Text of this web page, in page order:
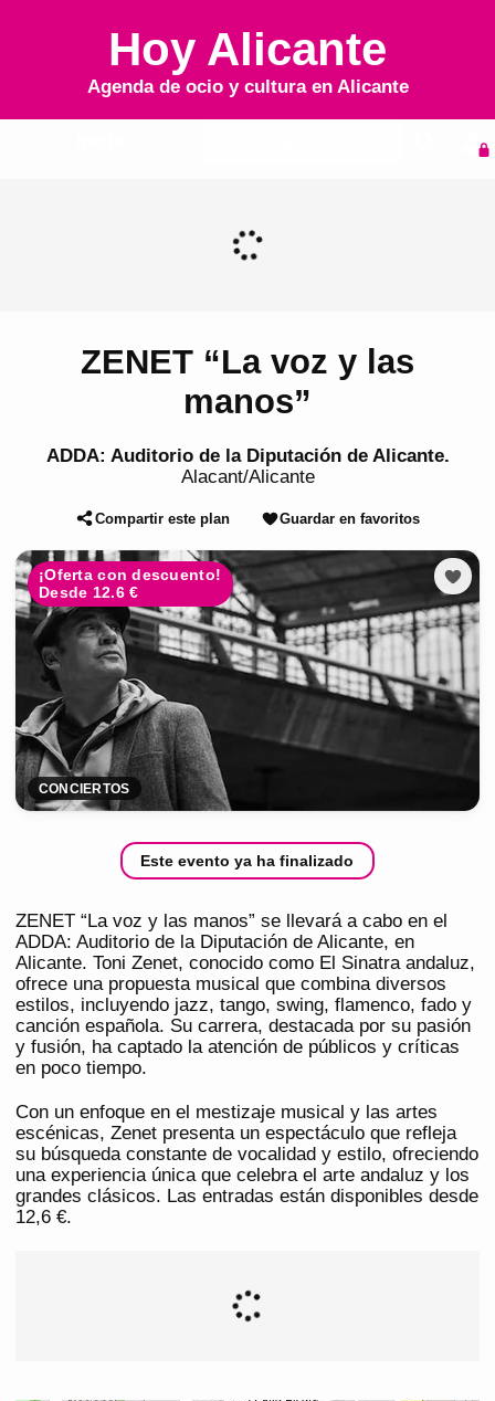
Hoy Alicante
Agenda de ocio y cultura en Alicante
ZENET “La voz y las
manos”
ADDA: Auditorio de la Diputación de Alicante.
Alacant/Alicante
Compartir este plan Guardar en favoritos
¡Oferta con descuento!
Desde 12.6 €
CONCIERTOS
Este evento ya ha finalizado
ZENET “La voz y las manos” se llevará a cabo en el
ADDA: Auditorio de la Diputación de Alicante, en
Alicante. Toni Zenet, conocido como El Sinatra andaluz,
ofrece una propuesta musical que combina diversos
estilos, incluyendo jazz, tango, swing, flamenco, fado y
canción española. Su carrera, destacada por su pasión
y fusión, ha captado la atención de públicos y críticas
en poco tiempo.
Con un enfoque en el mestizaje musical y las artes
escénicas, Zenet presenta un espectáculo que refleja
su búsqueda constante de vocalidad y estilo, ofreciendo
una experiencia única que celebra el arte andaluz y los
grandes clásicos. Las entradas están disponibles desde
12,6 €.